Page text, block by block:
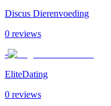
Discus Dierenvoeding
0 reviews
-
EliteDating
0 reviews